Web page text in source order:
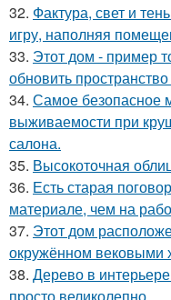
32. Фактура, свет и
игру, наполняя
33. Этот дом - пример
обновить
34. Самое безопасное
выживаемости при
салона.
35. Высокоточная
36. Есть старая
материале, чем на
37. Этот дом
окружённом вековыми
38. Дерево в